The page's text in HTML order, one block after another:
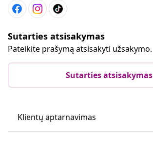
Sutarties atsisakymas
Pateikite prašymą atsisakyti užsakymo.
Sutarties atsisakymas
Klientų aptarnavimas